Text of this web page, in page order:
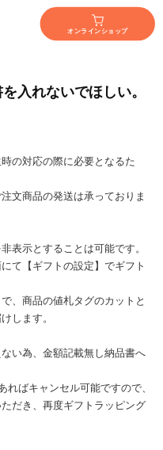
オンラインショップ
入れないでほしい。
の対応の際に必要となるた
文商品の発送は承っておりま
表示とすることは可能です。
て【ギフトの設定】でギフト
、商品の値札タグのカットと
します。
い為、金額記載無し納品書へ
ればキャンセル可能ですので、
だき、再度ギフトラッピング